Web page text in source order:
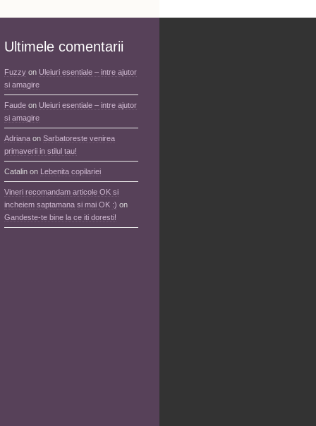
Ultimele comentarii
Fuzzy on Uleiuri esentiale – intre ajutor
si amagire
Faude on Uleiuri esentiale – intre ajutor
si amagire
Adriana on Sarbatoreste venirea
primaverii in stilul tau!
Catalin on Lebenita copilariei
Vineri recomandam articole OK si
incheiem saptamana si mai OK :) on
Gandeste-te bine la ce iti doresti!